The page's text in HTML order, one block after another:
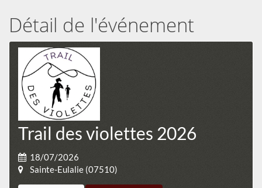
Détail de l'événement
Trail des violettes 2026
18/07/2026
Sainte-Eulalie (07510)